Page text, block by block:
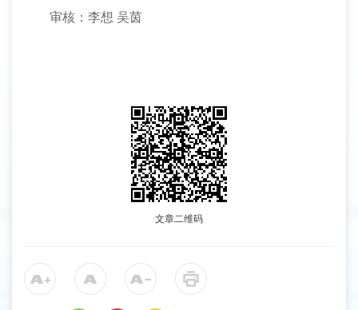
审核：李想 吴茵
文章二维码